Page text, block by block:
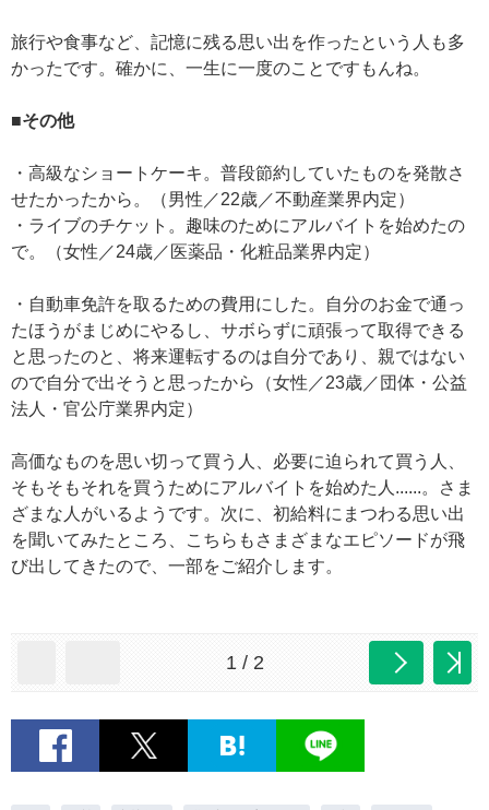
旅行や食事など、記憶に残る思い出を作ったという人も多
かったです。確かに、一生に一度のことですもんね。
■その他
・高級なショートケーキ。普段節約していたものを発散さ
せたかったから。（男性／22歳／不動産業界内定）
・ライブのチケット。趣味のためにアルバイトを始めたの
で。（女性／24歳／医薬品・化粧品業界内定）
・自動車免許を取るための費用にした。自分のお金で通っ
たほうがまじめにやるし、サボらずに頑張って取得できる
と思ったのと、将来運転するのは自分であり、親ではない
ので自分で出そうと思ったから（女性／23歳／団体・公益
法人・官公庁業界内定）
高価なものを思い切って買う人、必要に迫られて買う人、
そもそもそれを買うためにアルバイトを始めた人......。さま
ざまな人がいるようです。次に、初給料にまつわる思い出
を聞いてみたところ、こちらもさまざまなエピソードが飛
び出してきたので、一部をご紹介します。
1 / 2